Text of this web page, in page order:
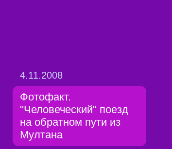
4.11.2008
Фотофакт.
"Человеческий" поезд
на обратном пути из
Мултана